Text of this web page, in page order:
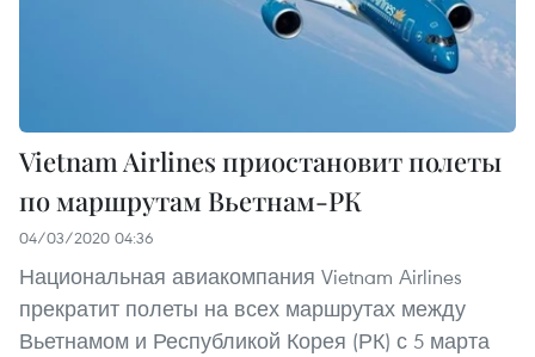
Vietnam Airlines приостановит полеты
по маршрутам Вьетнам-РК
04/03/2020 04:36
Национальная авиакомпания Vietnam Airlines
прекратит полеты на всех маршрутах между
Вьетнамом и Республикой Корея (РК) с 5 марта